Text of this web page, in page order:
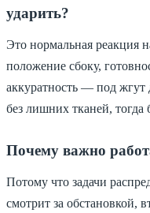
ударить?
Это нормальная реакция
положение сбоку,
аккуратность — под жгут
без лишних тканей, тогда
Почему важно
Потому что задачи
смотрит за обстановкой,